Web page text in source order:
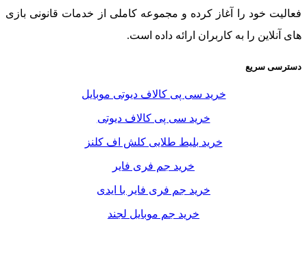
فعالیت خود را آغاز کرده و مجموعه کاملی از خدمات قانونی بازی
های آنلاین را به کاربران ارائه داده است.
دسترسی سریع
خرید سی پی کالاف دیوتی موبایل
خرید سی پی کالاف دیوتی
خرید بلیط طلایی کلش اف کلنز
خرید جم فری فایر
خرید جم فری فایر با ایدی
خرید جم موبایل لجند